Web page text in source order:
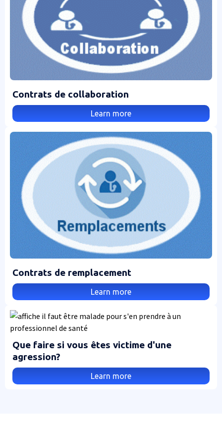
Contrats de collaboration
Learn more
Contrats de remplacement
Learn more
Que faire si vous êtes victime d'une
agression?
Learn more